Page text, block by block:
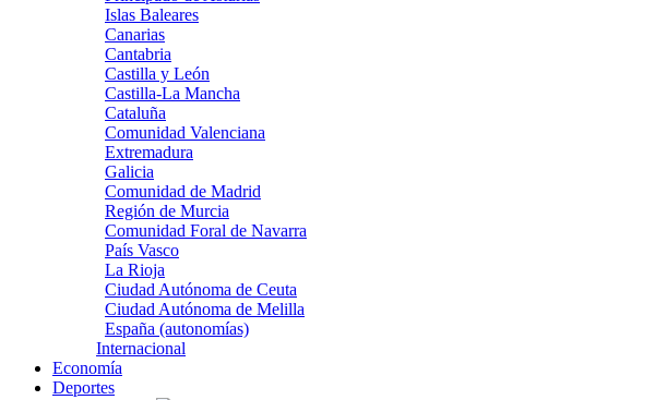
Islas Baleares
Canarias
Cantabria
Castilla y León
Castilla-La Mancha
Cataluña
Comunidad Valenciana
Extremadura
Galicia
Comunidad de Madrid
Región de Murcia
Comunidad Foral de Navarra
País Vasco
La Rioja
Ciudad Autónoma de Ceuta
Ciudad Autónoma de Melilla
España (autonomías)
Internacional
Economía
Deportes